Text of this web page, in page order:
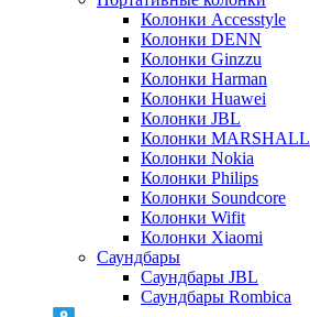
Колонки Accesstyle
Колонки DENN
Колонки Ginzzu
Колонки Harman
Колонки Huawei
Колонки JBL
Колонки MARSHALL
Колонки Nokia
Колонки Philips
Колонки Soundcore
Колонки Wifit
Колонки Xiaomi
Саундбары
Саундбары JBL
Саундбары Rombica